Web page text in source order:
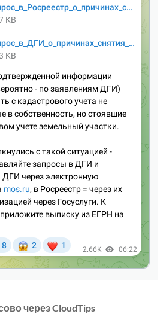
через CloudTips